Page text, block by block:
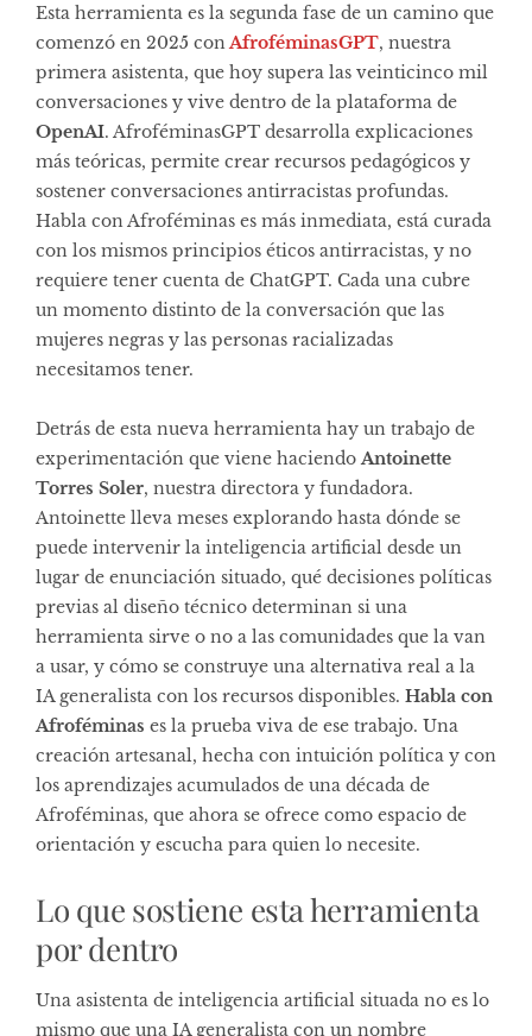
Esta herramienta es la segunda fase de un camino que
comenzó en 2025 con AfroféminasGPT, nuestra
primera asistenta, que hoy supera las veinticinco mil
conversaciones y vive dentro de la plataforma de
OpenAI. AfroféminasGPT desarrolla explicaciones
más teóricas, permite crear recursos pedagógicos y
sostener conversaciones antirracistas profundas.
Habla con Afroféminas es más inmediata, está curada
con los mismos principios éticos antirracistas, y no
requiere tener cuenta de ChatGPT. Cada una cubre
un momento distinto de la conversación que las
mujeres negras y las personas racializadas
necesitamos tener.
Detrás de esta nueva herramienta hay un trabajo de
experimentación que viene haciendo Antoinette
Torres Soler, nuestra directora y fundadora.
Antoinette lleva meses explorando hasta dónde se
puede intervenir la inteligencia artificial desde un
lugar de enunciación situado, qué decisiones políticas
previas al diseño técnico determinan si una
herramienta sirve o no a las comunidades que la van
a usar, y cómo se construye una alternativa real a la
IA generalista con los recursos disponibles. Habla con
Afroféminas es la prueba viva de ese trabajo. Una
creación artesanal, hecha con intuición política y con
los aprendizajes acumulados de una década de
Afroféminas, que ahora se ofrece como espacio de
orientación y escucha para quien lo necesite.
Lo que sostiene esta herramienta
por dentro
Una asistenta de inteligencia artificial situada no es lo
mismo que una IA generalista con un nombre